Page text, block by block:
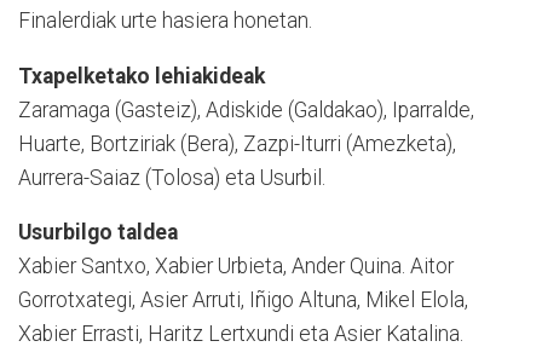
Finalerdiak urte hasiera honetan.
Txapelketako lehiakideak
Zaramaga (Gasteiz), Adiskide (Galdakao), Iparralde,
Huarte, Bortziriak (Bera), Zazpi-Iturri (Amezketa),
Aurrera-Saiaz (Tolosa) eta Usurbil.
Usurbilgo taldea
Xabier Santxo, Xabier Urbieta, Ander Quina. Aitor
Gorrotxategi, Asier Arruti, Iñigo Altuna, Mikel Elola,
Xabier Errasti, Haritz Lertxundi eta Asier Katalina.